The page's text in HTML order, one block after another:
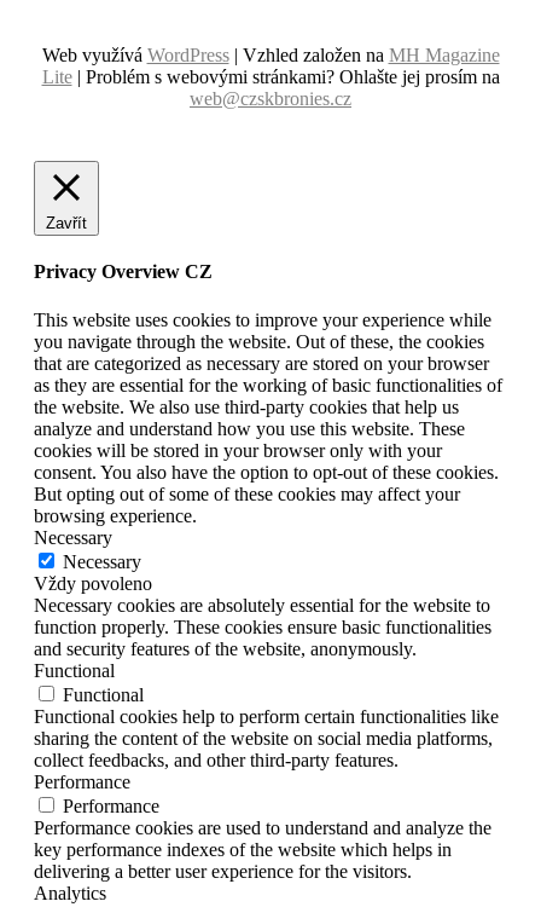
Web využívá WordPress| Vzhled založen na MH Magazine
Lite| Problém s webovými stránkami? Ohlašte jej prosím na
web@czskbronies.cz
Zavřít
Privacy Overview CZ
This website uses cookies to improve your experience while
you navigate through the website. Out of these, the cookies
that are categorized as necessary are stored on your browser
as they are essential for the working of basic functionalities of
the website. We also use third-party cookies that help us
analyze and understand how you use this website. These
cookies will be stored in your browser only with your
consent. You also have the option to opt-out of these cookies.
But opting out of some of these cookies may affect your
browsing experience.
Necessary
Necessary
Vždy povoleno
Necessary cookies are absolutely essential for the website to
function properly. These cookies ensure basic functionalities
and security features of the website, anonymously.
Functional
Functional
Functional cookies help to perform certain functionalities like
sharing the content of the website on social media platforms,
collect feedbacks, and other third-party features.
Performance
Performance
Performance cookies are used to understand and analyze the
key performance indexes of the website which helps in
delivering a better user experience for the visitors.
Analytics